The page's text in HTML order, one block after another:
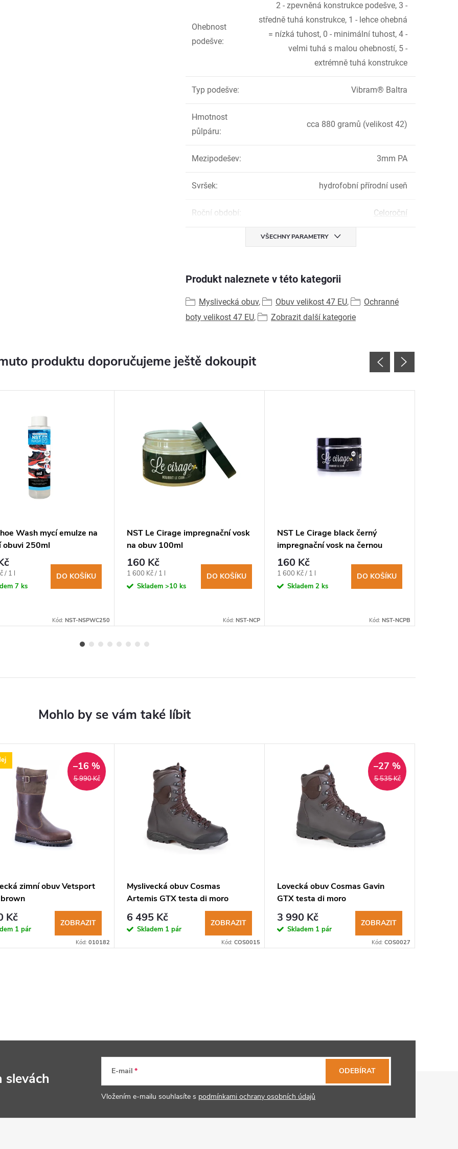
Ohebnost
podešve:
2 - zpevněná konstrukce podešve, 3 -
středně tuhá konstrukce, 1 - lehce ohebná
= nízká tuhost, 0 - minimální tuhost, 4 -
velmi tuhá s malou ohebností, 5 -
extrémně tuhá konstrukce
Typ podešve: Vibram® Baltra
Hmotnost
půlpáru:
cca 880 gramů (velikost 42)
Mezipodešev: 3mm PA
Svršek: hydrofobní přírodní useň
Roční období: Celoroční
VŠECHNY PARAMETRY
Produkt naleznete v této kategorii
Myslivecká obuv, Obuv velikost 47 EU,
Ochranné
boty velikost 47 EU, Zobrazit další kategorie
produktu doporučujeme ještě dokoupit
Wash mycí emulze na
obuvi 250ml
/ 1 l
7 ks
DO KOŠÍKU
Kód: NST-NSPWC250
NST Le Cirage impregnační vosk
na obuv 100ml
160 Kč
Měrná
cena:
1 600 Kč / 1 l
Skladem >10 ks
DO KOŠÍKU
Kód: NST-NCP
NST Le Cirage black černý
impregnační vosk na černou
obuv 100ml
160 Kč
Měrná
cena:
1 600 Kč / 1 l
Skladem 2 ks
DO KOŠÍKU
Kód: NST-NCPB
5 990 Kč
–16 %
zimní obuv Vetsport
Kč
1 pár
ZOBRAZIT
Kód: 010182
Myslivecká obuv Cosmas
Artemis GTX testa di moro
6 495 Kč
Skladem 1 pár
ZOBRAZIT
Kód: COS0015
5 535 Kč
–27 %
Lovecká obuv Cosmas Gavin
GTX testa di moro
3 990 Kč
Skladem 1 pár
ZOBRAZIT
Kód: COS0027
slevách E-mail
Vložením e-mailu souhlasíte s podmínkami ochrany osobních údajů
ODEBÍRAT